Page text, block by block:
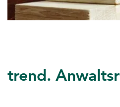
KARRIERE
trend.